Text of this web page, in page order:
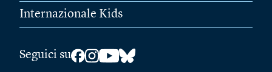
Internazionale Kids
Seguici su